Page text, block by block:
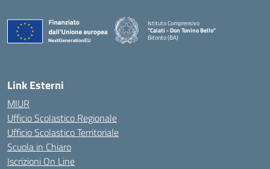
Istituto Comprensivo
"Caiati - Don Tonino Bello"
Bitonto (BA)
Link Esterni
MIUR
Ufficio Scolastico Regionale
Ufficio Scolastico Territoriale
Scuola in Chiaro
Iscrizioni On Line